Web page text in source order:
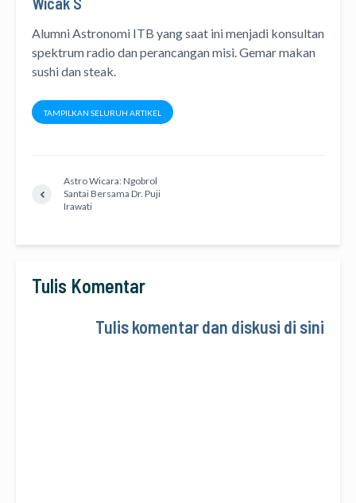
Alumni Astronomi ITB yang saat ini menjadi konsultan
spektrum radio dan perancangan misi. Gemar makan
sushi dan steak.
TAMPILKAN SELURUH ARTIKEL
Astro Wicara: Ngobrol
Santai Bersama Dr. Puji
Irawati
Tulis Komentar
Tulis komentar dan diskusi di sini